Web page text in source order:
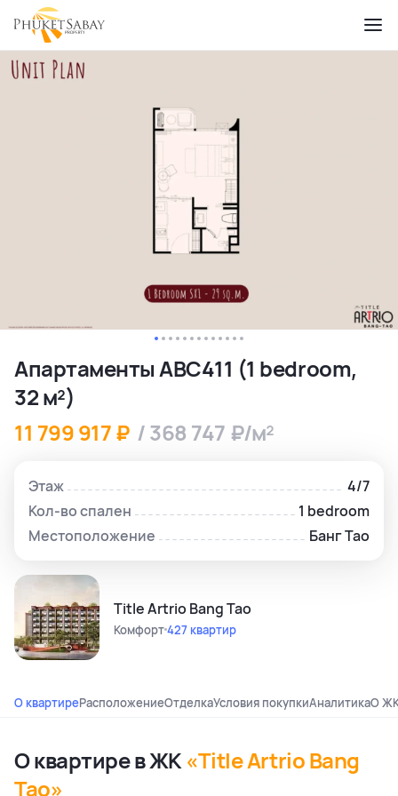
Апартаменты ABC411 (1 bedroom,
32 м²)
11 799 917 ₽ / 368 747 ₽/м²
Этаж
4/7
Кол-во спален
1 bedroom
Местоположение
Банг Тао
Title Artrio Bang Tao
Комфорт427 квартир
О квартиреРасположениеОтделкаУсловия покупкиАналитикаО
О квартире в ЖК «Title Artrio Bang
Tao»